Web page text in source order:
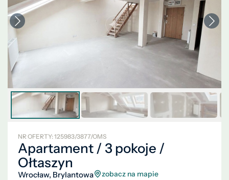
NR OFERTY: 125983/3877/OMS
Apartament / 3 pokoje /
Ołtaszyn
Wrocław, Brylantowa zobacz na mapie